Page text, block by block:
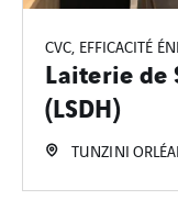
CVC, EFFICACITÉ
Laiterie de
(LSDH)
TUNZINI